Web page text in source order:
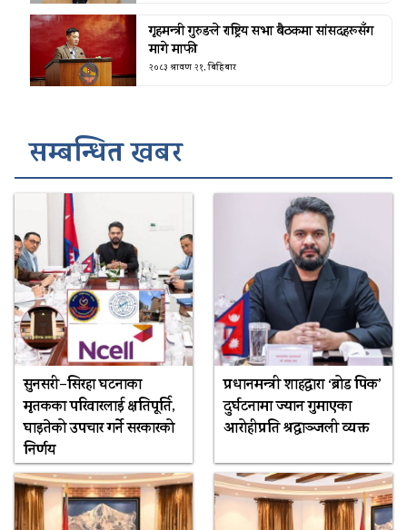
गृहमन्त्री गुरुङले राष्ट्रिय सभा बैठकमा सांसदहरूसँग
मागे माफी
२०८३ श्रावण २१, बिहिबार
सम्बन्धित खबर
सुनसरी–सिरहा घटनाका
मृतकका परिवारलाई क्षतिपूर्ति,
घाइतेको उपचार गर्ने सरकारको
निर्णय
प्रधानमन्त्री शाहद्वारा ‘ब्रोड पिक’
दुर्घटनामा ज्यान गुमाएका
आरोहीप्रति श्रद्धाञ्जली व्यक्त